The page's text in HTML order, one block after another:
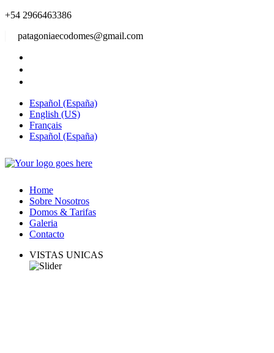
+54 2966463386
patagoniaecodomes@gmail.com
Español (España)
English (US)
Français
Español (España)
Home
Sobre Nosotros
Domos & Tarifas
Galeria
Contacto
VISTAS UNICAS